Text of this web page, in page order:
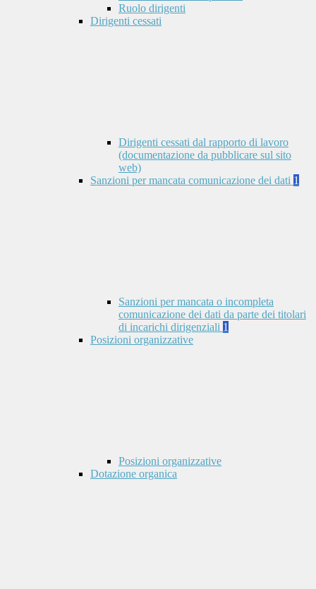
Ruolo dirigenti
Dirigenti cessati
Dirigenti cessati dal rapporto di lavoro
(documentazione da pubblicare sul sito
web)
Sanzioni per mancata comunicazione dei dati 1
Sanzioni per mancata o incompleta
comunicazione dei dati da parte dei titolari
di incarichi dirigenziali 1
Posizioni organizzative
Posizioni organizzative
Dotazione organica